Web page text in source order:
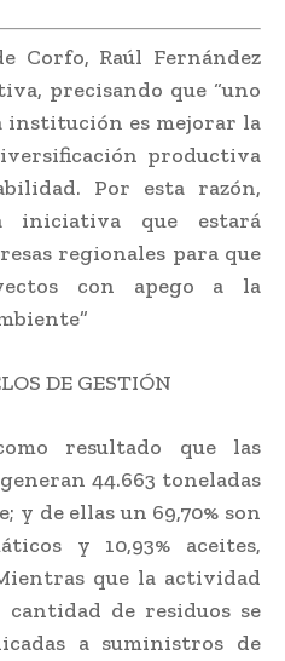
Corfo, Raúl Fernández
precisando que “uno
institución es mejorar la
productiva
Por esta razón,
iniciativa que estará
regionales para que
con apego a la
DE GESTIÓN
resultado que las
44.663 toneladas
y de ellas un 69,70% son
y 10,93% aceites,
que la actividad
de residuos se
a suministros de